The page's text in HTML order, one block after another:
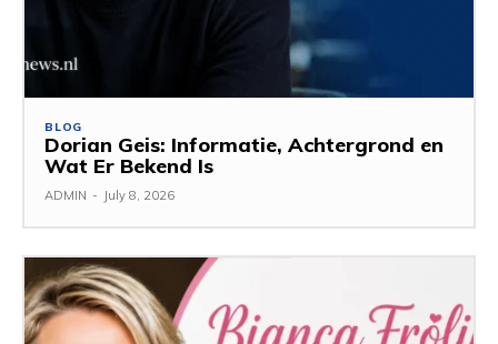
BLOG
Dorian Geis: Informatie, Achtergrond en
Wat Er Bekend Is
ADMIN - July 8, 2026